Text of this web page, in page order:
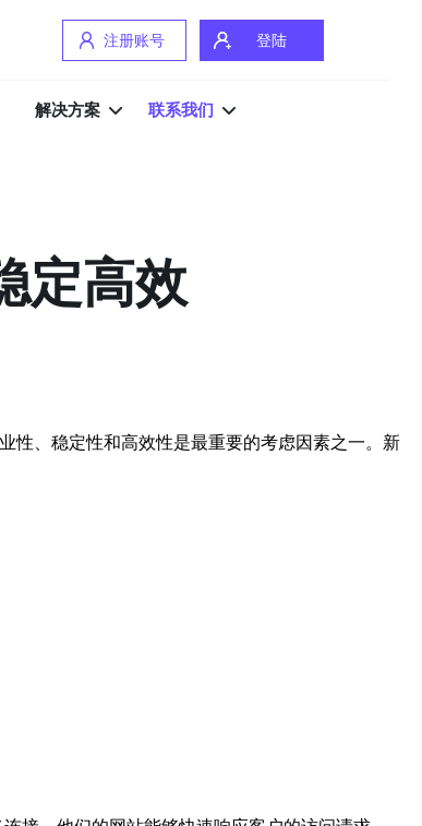
注册账号 登陆
解决方案 联系我们
定高效
性、稳定性和高效性是最重要的考虑因素之一。新